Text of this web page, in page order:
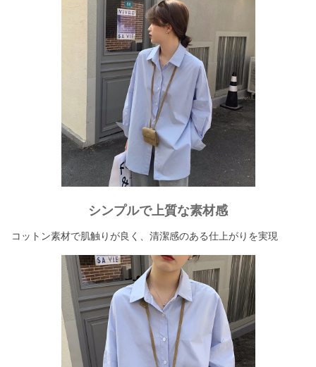
シンプルで上質な素材感
コットン素材で肌触りが良く、清潔感のある仕上がりを実現